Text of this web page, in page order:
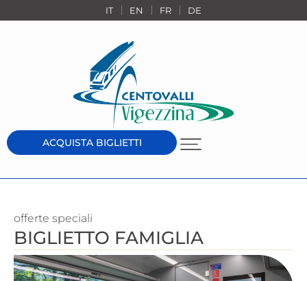
IT EN FR DE
ACQUISTA BIGLIETTI
offerte speciali
BIGLIETTO FAMIGLIA